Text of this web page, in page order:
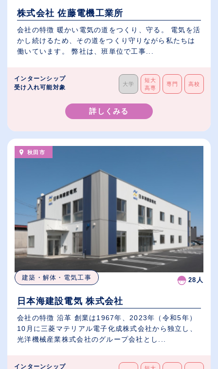
株式会社 佐藤電機工業所
会社の特徴 暖かい電気の道をつくり、守る。 電気を活
かし続けるため、その道をつくり守りながら私たちは
働いています。 弊社は、班単位で工事...
インターンシップ
受け入れ可能対象
大学
短大
高専
専門 高校
詳しくみる
秋田市
建築・解体・電気工事 28人
日本海建設電気 株式会社
会社の特徴 沿革 創業は1967年、2023年（令和5年）
10月に三菱マテリアル電子化成株式会社から独立し、
光洋機械産業株式会社のグループ会社とし...
インターンシップ